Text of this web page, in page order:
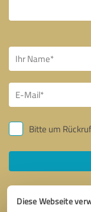
Diese Webseite
Bitte um Rückruf
Ich stimme den